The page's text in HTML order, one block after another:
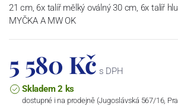
21 cm, 6x talíř mělký oválný 30 cm, 6x talíř
MYČKA A MW OK
5 580 Kč s DPH
Skladem 2 ks
dostupné i na prodejně (Jugoslávská 567/16,